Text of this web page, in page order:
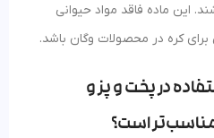
این ماده فاقد مواد حیوانی
کره در محصولات وگان باشد.
در پخت و پز و
است؟